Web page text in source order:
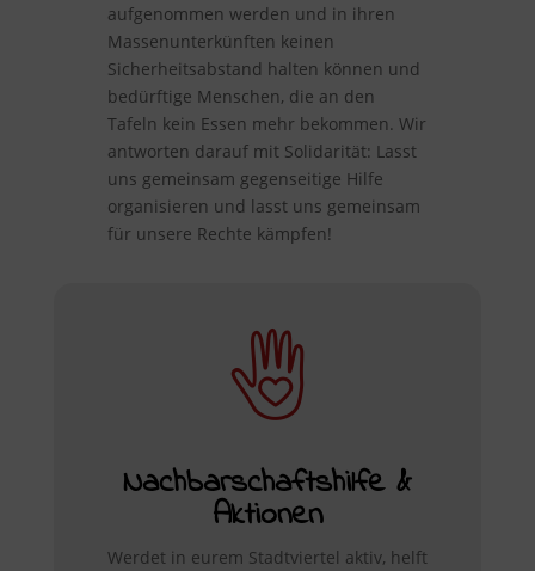
aufgenommen werden und in ihren
Massenunterkünften keinen
Sicherheitsabstand halten können und
bedürftige Menschen, die an den
Tafeln kein Essen mehr bekommen. Wir
antworten darauf mit Solidarität: Lasst
uns gemeinsam gegenseitige Hilfe
organisieren und lasst uns gemeinsam
für unsere Rechte kämpfen!
Nachbarschaftshilfe &
Aktionen
Werdet in eurem Stadtviertel aktiv, helft